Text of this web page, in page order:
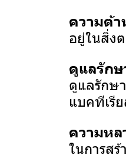
ความต้
อยู่ในสิ่ง
ดูแลรักษ
ดูแลรักษ
แบคทีเรี
ความห
ในการส